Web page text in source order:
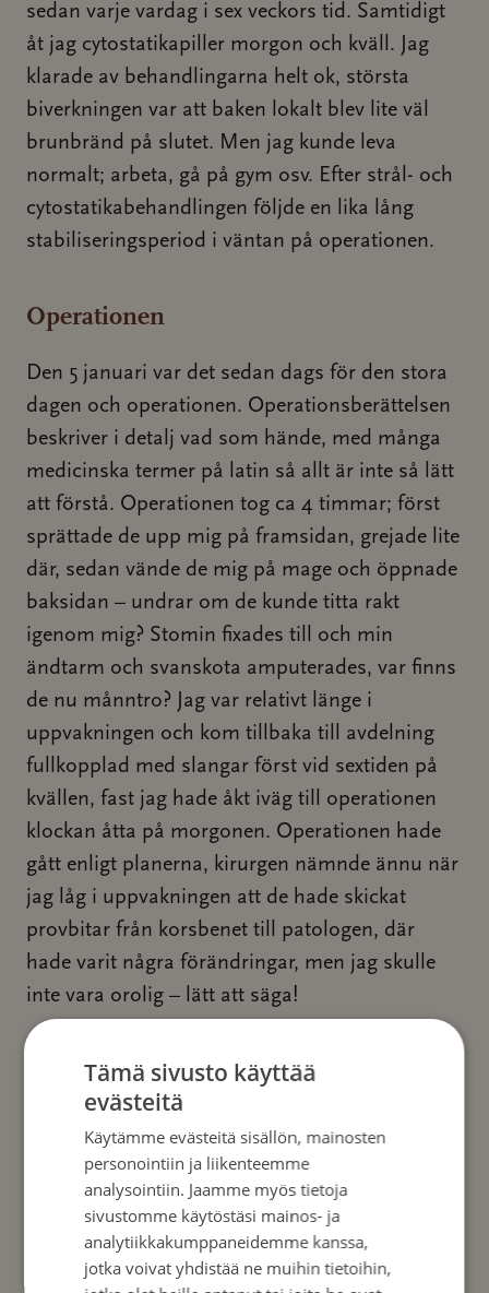
sedan varje vardag i sex veckors tid. Samtidigt
åt jag cytostatikapiller morgon och kväll. Jag
klarade av behandlingarna helt ok, största
biverkningen var att baken lokalt blev lite väl
brunbränd på slutet. Men jag kunde leva
normalt; arbeta, gå på gym osv. Efter strål- och
cytostatikabehandlingen följde en lika lång
stabiliseringsperiod i väntan på operationen.
Operationen
Den 5 januari var det sedan dags för den stora
dagen och operationen. Operationsberättelsen
beskriver i detalj vad som hände, med många
medicinska termer på latin så allt är inte så lätt
att förstå. Operationen tog ca 4 timmar; först
sprättade de upp mig på framsidan, grejade lite
där, sedan vände de mig på mage och öppnade
baksidan – undrar om de kunde titta rakt
igenom mig? Stomin fixades till och min
ändtarm och svanskota amputerades, var finns
de nu månntro? Jag var relativt länge i
uppvakningen och kom tillbaka till avdelning
fullkopplad med slangar först vid sextiden på
kvällen, fast jag hade åkt iväg till operationen
klockan åtta på morgonen. Operationen hade
gått enligt planerna, kirurgen nämnde ännu när
jag låg i uppvakningen att de hade skickat
provbitar från korsbenet till patologen, där
hade varit några förändringar, men jag skulle
inte vara orolig – lätt att säga!
mitt blod. Före operationen sa kirurgen att
fick jag i samband med operationen en påse
blod och på avdelningen två till, eftersom mitt
hemoglobin hade sjunkit till 75. Konstigt nog
kände jag inte av det desto mera.
Tämä sivusto käyttää
evästeitä
Käytämme evästeitä sisällön, mainosten
personointiin ja liikenteemme
analysointiin. Jaamme myös tietoja
sivustomme käytöstäsi mainos- ja
analytiikkakumppaneidemme kanssa,
jotka voivat yhdistää ne muihin tietoihin,